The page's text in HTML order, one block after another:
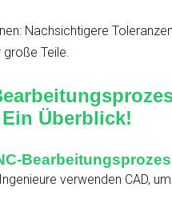
Nachsichtigere
große Teile.
Überblick!
verwenden CAD,